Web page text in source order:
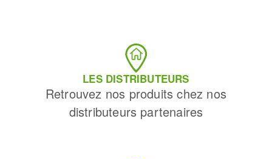
LES DISTRIBUTEURS
Retrouvez nos produits chez nos
distributeurs partenaires